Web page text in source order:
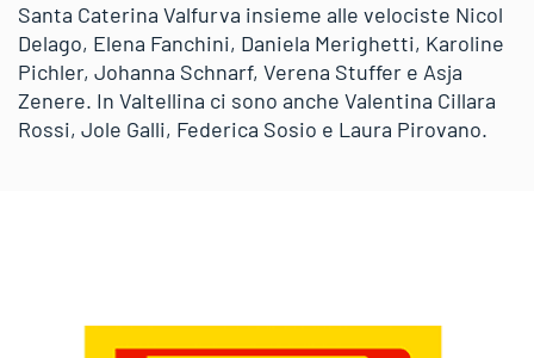
Santa Caterina Valfurva insieme alle velociste Nicol
Delago, Elena Fanchini, Daniela Merighetti, Karoline
Pichler, Johanna Schnarf, Verena Stuffer e Asja
Zenere. In Valtellina ci sono anche Valentina Cillara
Rossi, Jole Galli, Federica Sosio e Laura Pirovano.